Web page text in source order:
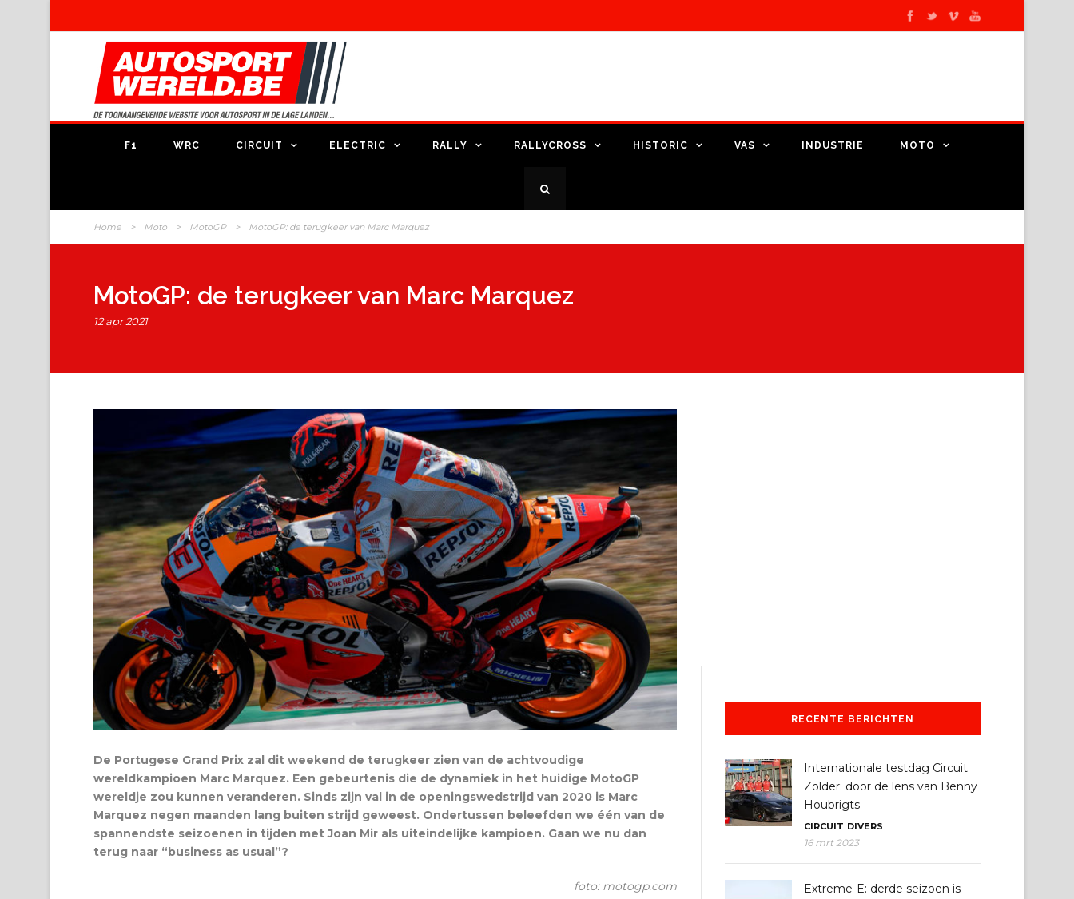
F1 WRC CIRCUIT ELECTRIC RALLY RALLYCROSS HISTORIC VAS INDUSTRIE MOTO
Home > Moto > MotoGP > MotoGP: de terugkeer van Marc Marquez
MotoGP: de terugkeer van Marc Marquez
12 apr 2021
De Portugese Grand Prix zal dit weekend de terugkeer zien van de achtvoudige
wereldkampioen Marc Marquez. Een gebeurtenis die de dynamiek in het huidige MotoGP
wereldje zou kunnen veranderen. Sinds zijn val in de openingswedstrijd van 2020 is Marc
Marquez negen maanden lang buiten strijd geweest. Ondertussen beleefden we één van de
spannendste seizoenen in tijden met Joan Mir als uiteindelijke kampioen. Gaan we nu dan
terug naar “business as usual”?
foto: motogp.com
RECENTE BERICHTEN
Internationale testdag Circuit
Zolder: door de lens van Benny
Houbrigts
CIRCUIT DIVERS
16 mrt 2023
Extreme-E: derde seizoen is